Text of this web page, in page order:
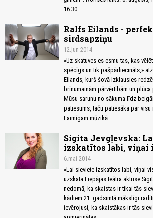
16.30
Ralfs Eilands -
sirdsapziņu
12.jun 2014
«Uz skatuves es esmu tas, kas
spēcīgs un tik pašpārliecināts,»
Eilands, kurš šovā Izklausies
brīnumainām pārvērtībām un
Mūsu sarunu no sākuma līdz
patiesums, taču patiesāka par
Laimīgam mūzikā.
Sigita Jevgļevska:
izskatītos labi, viņai
6.mai 2014
«Lai sieviete izskatītos labi, viņai
uzskata Liepājas teātra aktrise
nedomā, ka skaistas ir tikai tās
kādiem 21. gadsimtā mākslīgi
ievērojusi, ka skaistākas ir tās